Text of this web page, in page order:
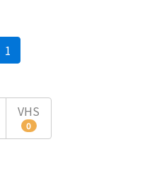
1
VHS
0